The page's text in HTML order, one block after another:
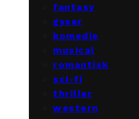
fantasy
gyser
komedie
musical
romantisk
sci-fi
thriller
western